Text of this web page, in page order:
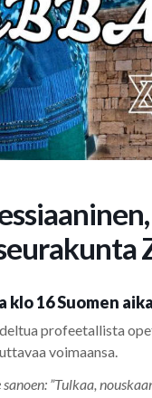
16 Suomen
profeetallista
voimaansa.
”Tulkaa,